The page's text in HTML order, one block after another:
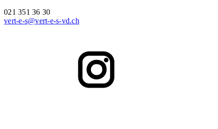
021 351 36 30
vert-e-s@vert-e-s-vd.ch